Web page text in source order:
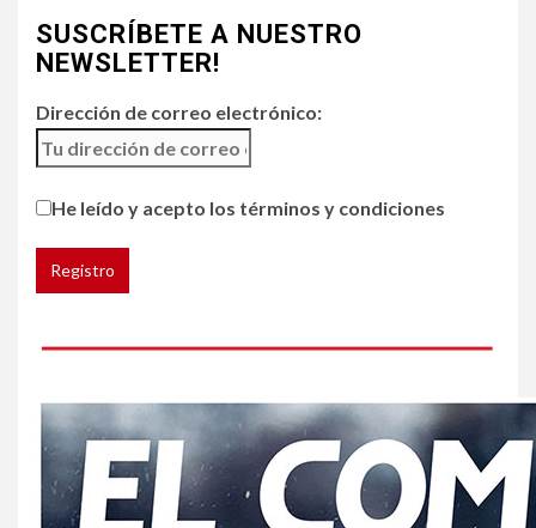
Chipotle retira chiles
jalapeños de varios
5
HOGAR Y SALUD
Generación Z ignora riesgo
de cáncer al broncearse
SUSCRÍBETE A NUESTRO
NEWSLETTER!
Dirección de correo electrónico:
He leído y acepto los términos y condiciones